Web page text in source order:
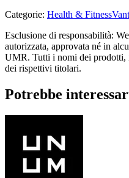
Categorie: Health & Fitness
Esclusione di responsabilità:
autorizzata, approvata né in
UMR. Tutti i nomi dei prodotti,
dei rispettivi titolari.
Potrebbe